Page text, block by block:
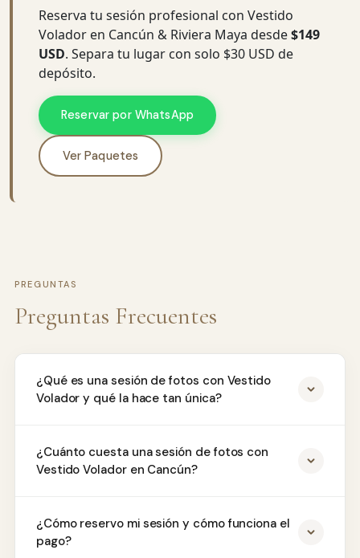
Reserva tu sesión profesional con Vestido
Volador en Cancún & Riviera Maya desde$149
USD. Separa tu lugar con solo $30 USD de
depósito.
Reservar por WhatsApp
Ver Paquetes
PREGUNTAS
Preguntas Frecuentes
¿Qué es una sesión de fotos con Vestido
Volador y qué la hace tan única?
¿Cuánto cuesta una sesión de fotos con
Vestido Volador en Cancún?
¿Cómo reservo mi sesión y cómo funciona el
pago?